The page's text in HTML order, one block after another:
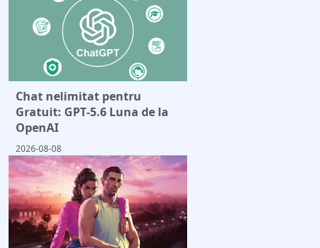
Chat nelimitat pentru
Gratuit: GPT‑5.6 Luna de la
OpenAI
2026-08-08